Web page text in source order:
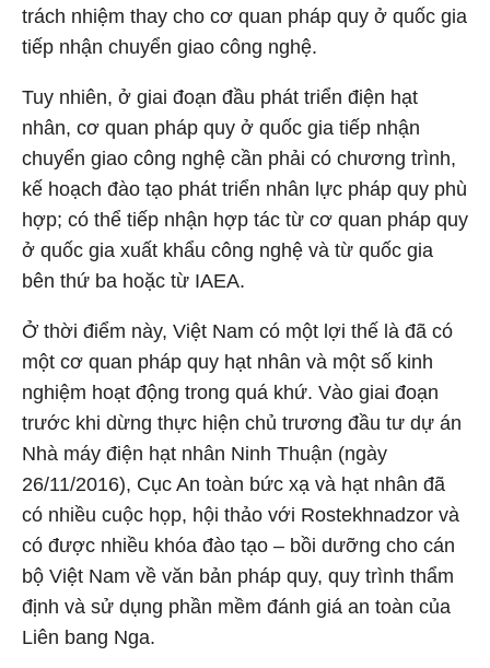
trách nhiệm thay cho cơ quan pháp quy ở quốc gia
tiếp nhận chuyển giao công nghệ.
Tuy nhiên, ở giai đoạn đầu phát triển điện hạt
nhân, cơ quan pháp quy ở quốc gia tiếp nhận
chuyển giao công nghệ cần phải có chương trình,
kế hoạch đào tạo phát triển nhân lực pháp quy phù
hợp; có thể tiếp nhận hợp tác từ cơ quan pháp quy
ở quốc gia xuất khẩu công nghệ và từ quốc gia
bên thứ ba hoặc từ IAEA.
Ở thời điểm này, Việt Nam có một lợi thế là đã có
một cơ quan pháp quy hạt nhân và một số kinh
nghiệm hoạt động trong quá khứ. Vào giai đoạn
trước khi dừng thực hiện chủ trương đầu tư dự án
Nhà máy điện hạt nhân Ninh Thuận (ngày
26/11/2016), Cục An toàn bức xạ và hạt nhân đã
có nhiều cuộc họp, hội thảo với Rostekhnadzor và
có được nhiều khóa đào tạo – bồi dưỡng cho cán
bộ Việt Nam về văn bản pháp quy, quy trình thẩm
định và sử dụng phần mềm đánh giá an toàn của
Liên bang Nga.